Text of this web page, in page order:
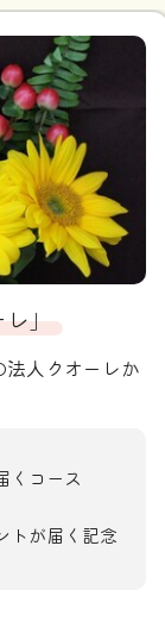
」
人クオーレか
くコース
トが届く記念